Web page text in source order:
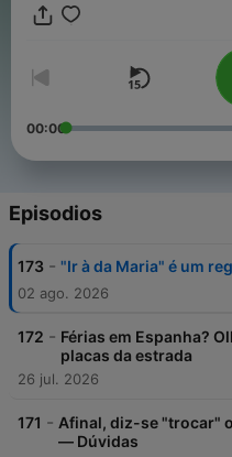
00:00
Episodios
173 - "Ir à da Maria" é um
02 ago. 2026
172 - Férias em Espanha?
placas da estrada
26 jul. 2026
171 - Afinal, diz-se "trocar"
— Dúvidas